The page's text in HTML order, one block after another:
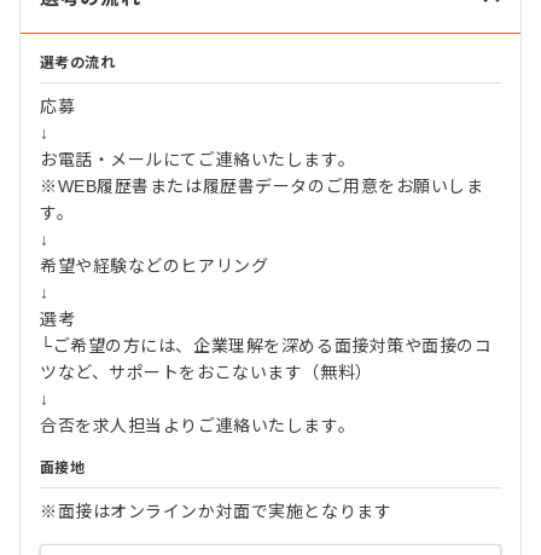
選考の流れ
応募
↓
お電話・メールにてご連絡いたします。
※WEB履歴書または履歴書データのご用意をお願いしま
す。
↓
希望や経験などのヒアリング
↓
選考
└ご希望の方には、企業理解を深める面接対策や面接のコ
ツなど、サポートをおこないます（無料）
↓
合否を求人担当よりご連絡いたします。
面接地
※面接はオンラインか対面で実施となります